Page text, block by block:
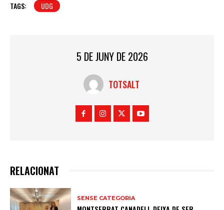
TAGS: UDG
5 DE JUNY DE 2026
TOTSALT
RELACIONAT
SENSE CATEGORIA